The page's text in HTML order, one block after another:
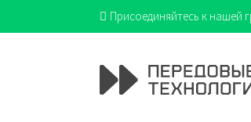
Присоединяйтесь к нашей